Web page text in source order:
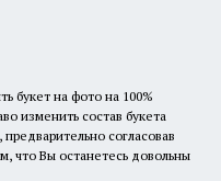
букет на фото на 100%
изменить состав букета
согласовав
что Вы останетесь довольны